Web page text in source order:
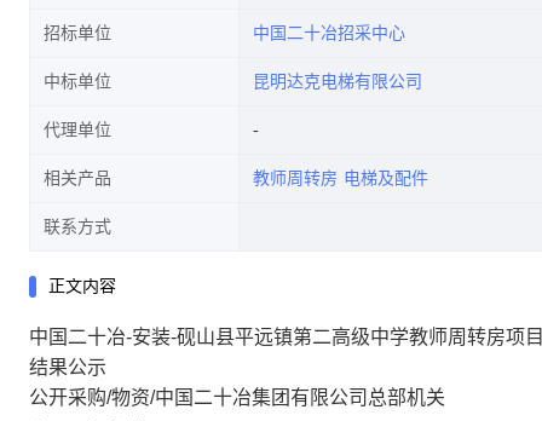
公示
招标单位 中国二十冶招采中心
中标单位 昆明达克电梯有限公司
代理单位
相关产品 教师周转房 电梯及配件
联系方式
正文内容
中国二十冶-安装-砚山县平远镇第二高级中学教师周转房项
结果公示
公开采购/物资/中国二十冶集团有限公司总部机关